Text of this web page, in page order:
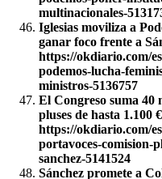
multinacionales-
Iglesias moviliza a
ganar foco frente a
https://okdiario.com/
podemos-lucha-
ministros-5136757
El Congreso suma 40
pluses de hasta 1.100
https://okdiario.com/
portavoces-comision-
sanchez-5141524
Sánchez promete a